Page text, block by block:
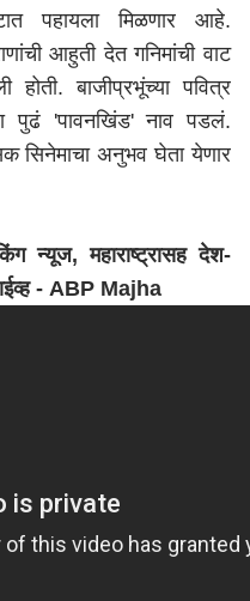
पहायला मिळणार आहे.
आहुती देत गनिमांची वाट
बाजीप्रभूंच्या पवित्र
पुढं 'पावनखिंड' नाव पडलं.
सिनेमाचा अनुभव घेता येणार
न्यूज,महाराष्ट्रासह देश-
- ABP Majha